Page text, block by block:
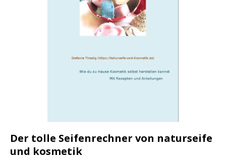
Der tolle Seifenrechner von naturseife
und kosmetik